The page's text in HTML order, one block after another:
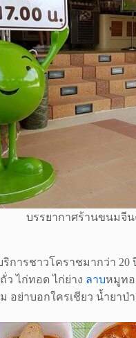
บรรยากาศร้านขนมจี
การชาวโคราชมากว่า
ว ไก่ทอด ไก่ย่าง ลาบหมูทอ
อย่าบอกใครเชียว น้ำยา